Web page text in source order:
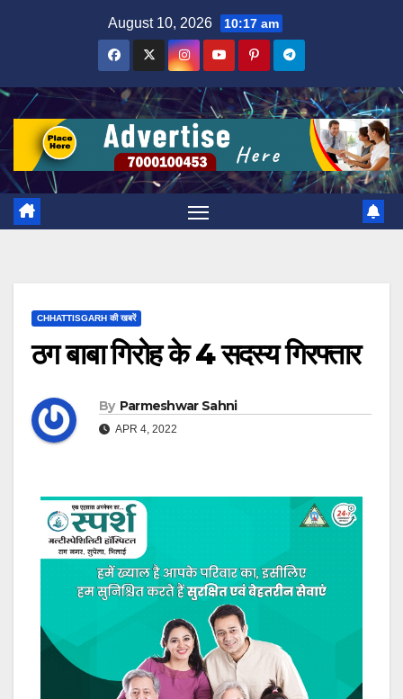
August 10, 2026 10:17 am
CHHATTISGARH की खबरें
ठग बाबा गिरोह के 4 सदस्य गिरफ्तार
By Parmeshwar Sahni
APR 4, 2022